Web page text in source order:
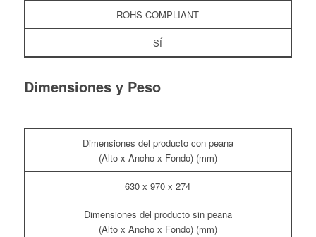
ROHS COMPLIANT
SÍ
Dimensiones y Peso
Dimensiones del producto con peana
(Alto x Ancho x Fondo) (mm)
630 x 970 x 274
Dimensiones del producto sin peana
(Alto x Ancho x Fondo) (mm)